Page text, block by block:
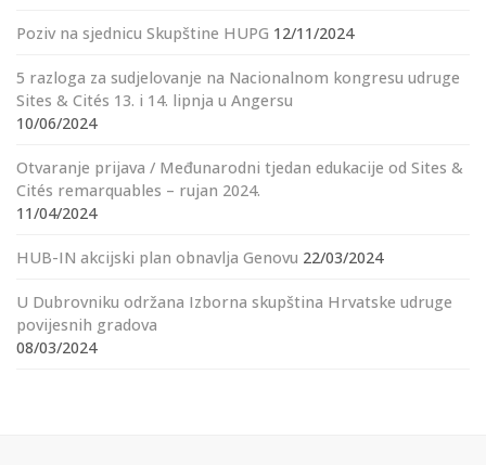
Poziv na sjednicu Skupštine HUPG 12/11/2024
5 razloga za sudjelovanje na Nacionalnom kongresu udruge
Sites & Cités 13. i 14. lipnja u Angersu
10/06/2024
Otvaranje prijava / Međunarodni tjedan edukacije od Sites &
Cités remarquables – rujan 2024.
11/04/2024
HUB-IN akcijski plan obnavlja Genovu 22/03/2024
U Dubrovniku održana Izborna skupština Hrvatske udruge
povijesnih gradova
08/03/2024